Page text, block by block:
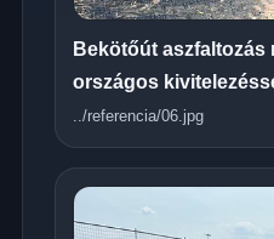
Bekötőút aszfaltozás
országos
../referencia/06.jpg